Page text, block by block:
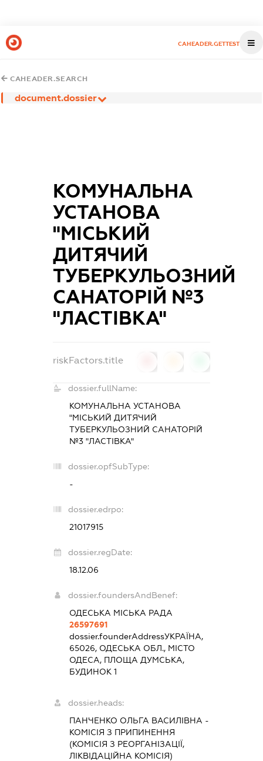
CAHEADER.GETTEST
CAHEADER.SEARCH
document.dossier
КОМУНАЛЬНА
УСТАНОВА
"МІСЬКИЙ
ДИТЯЧИЙ
ТУБЕРКУЛЬОЗНИЙ
САНАТОРІЙ №3
"ЛАСТІВКА"
riskFactors.title
dossier.fullName:
КОМУНАЛЬНА УСТАНОВА
"МІСЬКИЙ ДИТЯЧИЙ
ТУБЕРКУЛЬОЗНИЙ САНАТОРІЙ
№3 "ЛАСТІВКА"
dossier.opfSubType:
-
dossier.edrpo:
21017915
dossier.regDate:
18.12.06
dossier.foundersAndBenef:
ОДЕСЬКА МІСЬКА РАДА
26597691
dossier.founderAddressУКРАЇНА,
65026, ОДЕСЬКА ОБЛ., МІСТО
ОДЕСА, ПЛОЩА ДУМСЬКА,
БУДИНОК 1
dossier.heads:
ПАНЧЕНКО ОЛЬГА ВАСИЛІВНА -
КОМІСІЯ З ПРИПИНЕННЯ
(КОМІСІЯ З РЕОРГАНІЗАЦІЇ,
ЛІКВІДАЦІЙНА КОМІСІЯ)